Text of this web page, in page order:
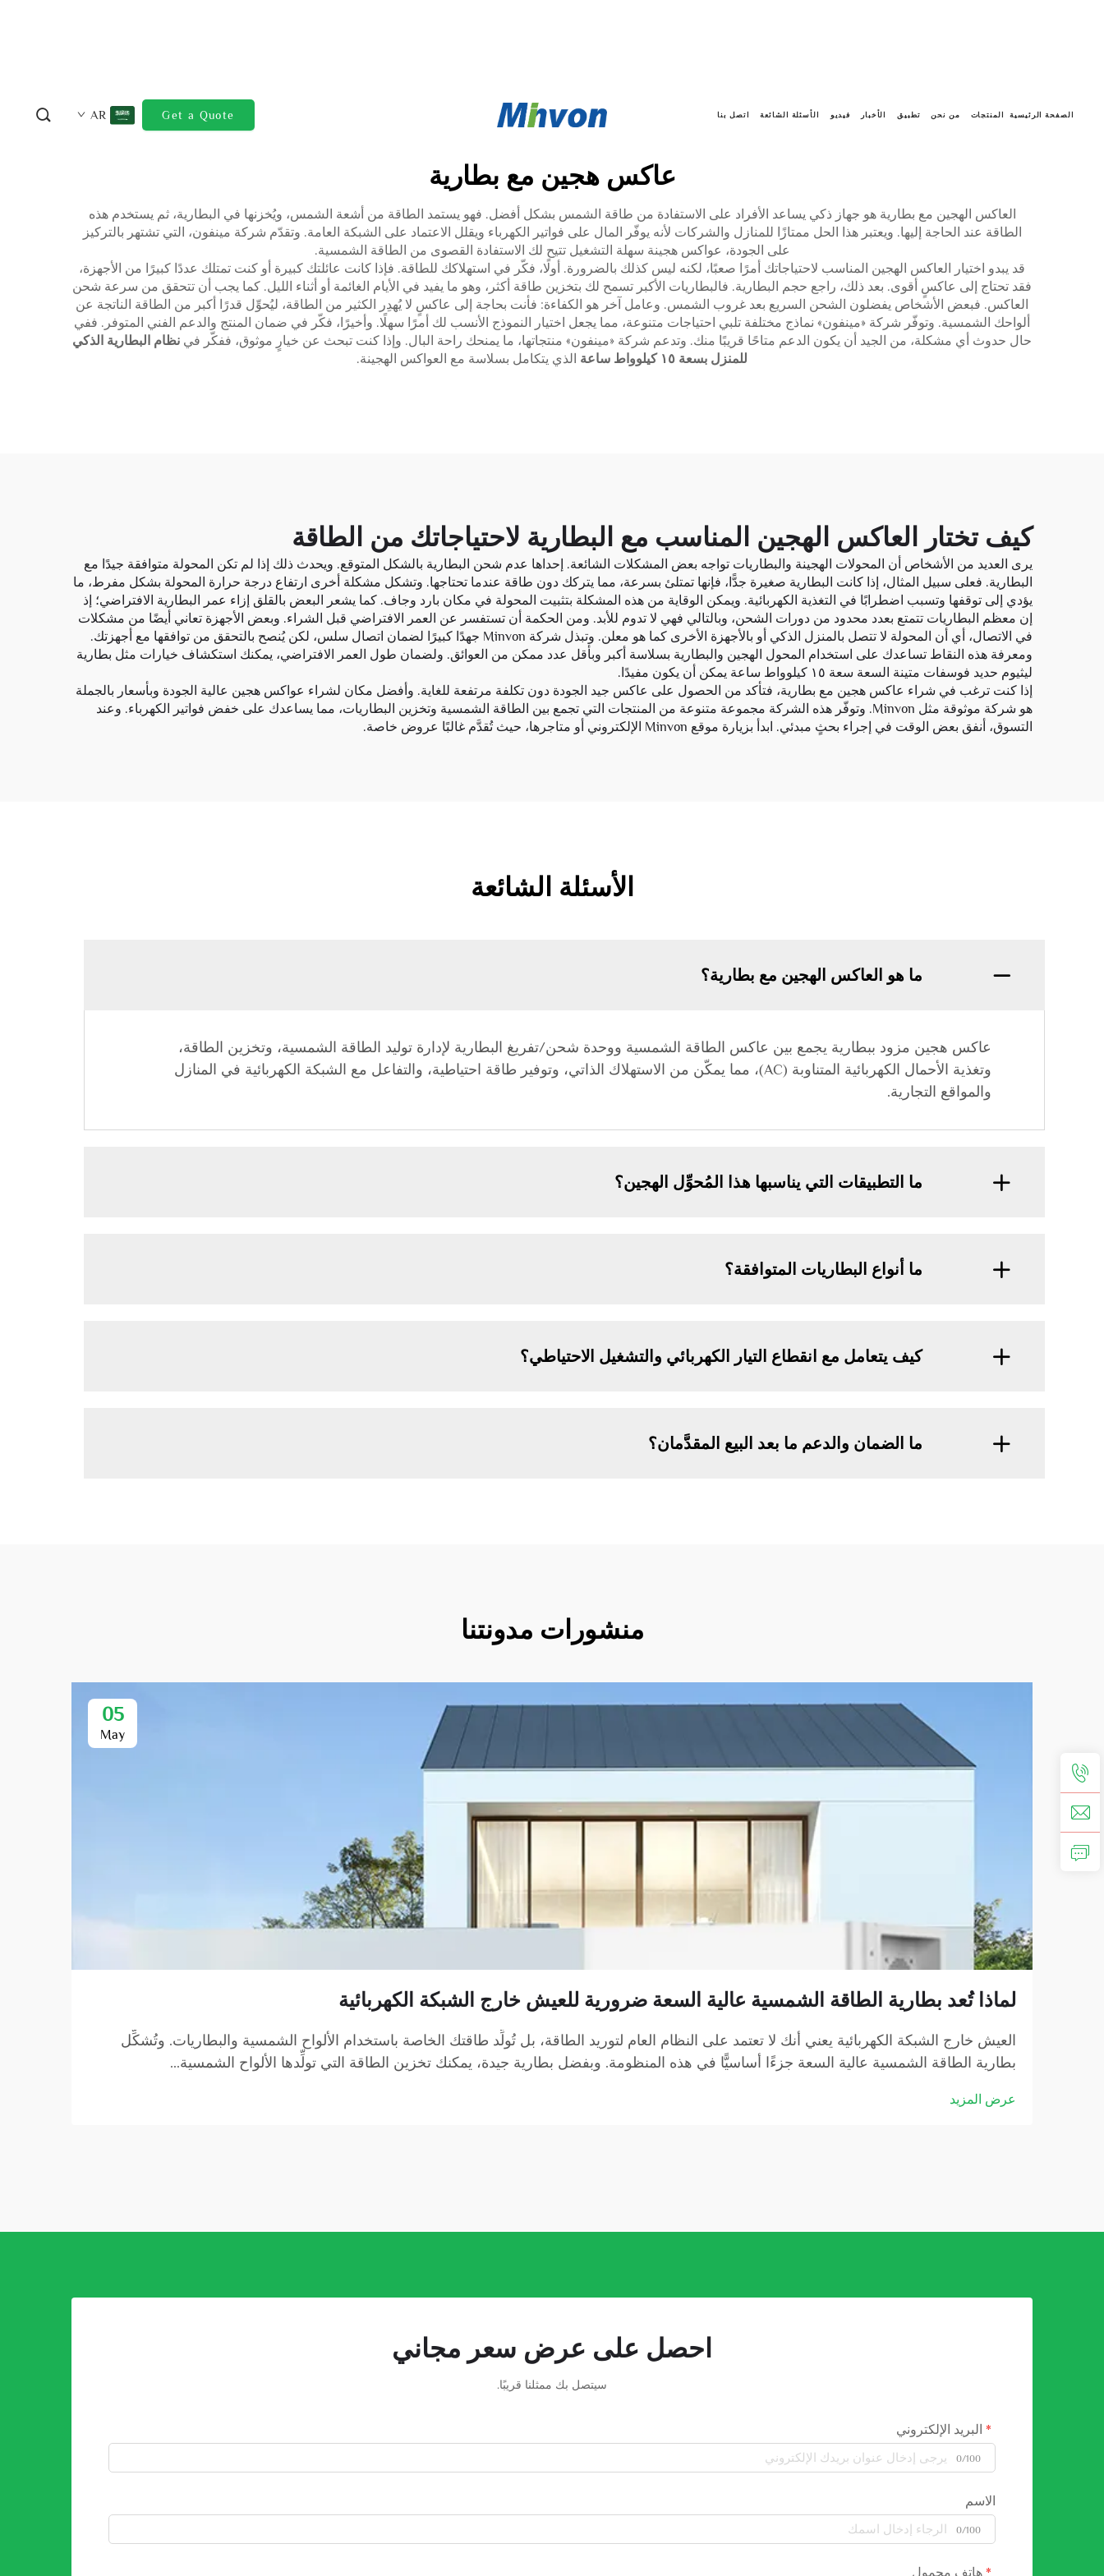
الصفحة الرئيسية المنتجات من نحن تطبيق الأخبار فيديو الأسئلة الشائعة اتصل بنا Get a Quote
AR
عاكس هجين مع بطارية
العاكس الهجين مع بطارية هو جهاز ذكي يساعد الأفراد على الاستفادة من طاقة الشمس بشكل أفضل. فهو يستمد الطاقة من أشعة الشمس، ويُخزنها في البطارية، ثم يستخدم هذه
الطاقة عند الحاجة إليها. ويعتبر هذا الحل ممتازًا للمنازل والشركات لأنه يوفّر المال على فواتير الكهرباء ويقلل الاعتماد على الشبكة العامة. وتقدّم شركة مينفون، التي تشتهر بالتركيز
على الجودة، عواكس هجينة سهلة التشغيل تتيح لك الاستفادة القصوى من الطاقة الشمسية.
قد يبدو اختيار العاكس الهجين المناسب لاحتياجاتك أمرًا صعبًا، لكنه ليس كذلك بالضرورة. أولًا، فكّر في استهلاكك للطاقة. فإذا كانت عائلتك كبيرة أو كنت تمتلك عددًا كبيرًا من الأجهزة،
فقد تحتاج إلى عاكسٍ أقوى. بعد ذلك، راجع حجم البطارية. فالبطاريات الأكبر تسمح لك بتخزين طاقة أكثر، وهو ما يفيد في الأيام الغائمة أو أثناء الليل. كما يجب أن تتحقق من سرعة شحن
العاكس. فبعض الأشخاص يفضلون الشحن السريع بعد غروب الشمس. وعامل آخر هو الكفاءة: فأنت بحاجة إلى عاكسٍ لا يُهدِر الكثير من الطاقة، ليُحوِّل قدرًا أكبر من الطاقة الناتجة عن
ألواحك الشمسية. وتوفّر شركة «مينفون» نماذج مختلفة تلبي احتياجات متنوعة، مما يجعل اختيار النموذج الأنسب لك أمرًا سهلًا. وأخيرًا، فكّر في ضمان المنتج والدعم الفني المتوفر. ففي
حال حدوث أي مشكلة، من الجيد أن يكون الدعم متاحًا قريبًا منك. وتدعم شركة «مينفون» منتجاتها، ما يمنحك راحة البال. وإذا كنت تبحث عن خيارٍ موثوق، ففكّر في نظام البطارية الذكي
للمنزل بسعة ١٥ كيلوواط ساعة
الذي يتكامل بسلاسة مع العواكس الهجينة.
كيف تختار العاكس الهجين المناسب مع البطارية لاحتياجاتك من الطاقة
يرى العديد من الأشخاص أن المحولات الهجينة والبطاريات تواجه بعض المشكلات الشائعة. إحداها عدم شحن البطارية بالشكل المتوقع. ويحدث ذلك إذا لم تكن المحولة متوافقة جيدًا مع
البطارية. فعلى سبيل المثال، إذا كانت البطارية صغيرة جدًّا، فإنها تمتلئ بسرعة، مما يتركك دون طاقة عندما تحتاجها. وتشكل مشكلة أخرى ارتفاع درجة حرارة المحولة بشكل مفرط، ما
يؤدي إلى توقفها وتسبب اضطرابًا في التغذية الكهربائية. ويمكن الوقاية من هذه المشكلة بتثبيت المحولة في مكان بارد وجاف. كما يشعر البعض بالقلق إزاء عمر البطارية الافتراضي؛ إذ
إن معظم البطاريات تتمتع بعدد محدود من دورات الشحن، وبالتالي فهي لا تدوم للأبد. ومن الحكمة أن تستفسر عن العمر الافتراضي قبل الشراء. وبعض الأجهزة تعاني أيضًا من مشكلات
في الاتصال، أي أن المحولة لا تتصل بالمنزل الذكي أو بالأجهزة الأخرى كما هو معلن. وتبذل شركة Minvon جهدًا كبيرًا لضمان اتصال سلس، لكن يُنصح بالتحقق من توافقها مع أجهزتك.
ومعرفة هذه النقاط تساعدك على استخدام المحول الهجين والبطارية بسلاسة أكبر وبأقل عدد ممكن من العوائق. ولضمان طول العمر الافتراضي، يمكنك استكشاف خيارات مثل بطارية
ليثيوم حديد فوسفات متينة السعة سعة ١٥ كيلوواط ساعة
يمكن أن يكون مفيدًا.
إذا كنت ترغب في شراء عاكس هجين مع بطارية، فتأكد من الحصول على عاكس جيد الجودة دون تكلفة مرتفعة للغاية. وأفضل مكان لشراء عواكس هجين عالية الجودة وبأسعار بالجملة
هو شركة موثوقة مثل Minvon. وتوفّر هذه الشركة مجموعة متنوعة من المنتجات التي تجمع بين الطاقة الشمسية وتخزين البطاريات، مما يساعدك على خفض فواتير الكهرباء. وعند
التسوق، أنفق بعض الوقت في إجراء بحثٍ مبدئي. ابدأ بزيارة موقع Minvon الإلكتروني أو متاجرها، حيث تُقدَّم غالبًا عروض خاصة.
الأسئلة الشائعة
ما هو العاكس الهجين مع بطارية؟
عاكس هجين مزود ببطارية يجمع بين عاكس الطاقة الشمسية ووحدة شحن/تفريغ البطارية لإدارة توليد الطاقة الشمسية، وتخزين الطاقة،
وتغذية الأحمال الكهربائية المتناوبة (AC)، مما يمكّن من الاستهلاك الذاتي، وتوفير طاقة احتياطية، والتفاعل مع الشبكة الكهربائية في المنازل
والمواقع التجارية.
ما التطبيقات التي يناسبها هذا المُحوِّل الهجين؟
ما أنواع البطاريات المتوافقة؟
كيف يتعامل مع انقطاع التيار الكهربائي والتشغيل الاحتياطي؟
ما الضمان والدعم ما بعد البيع المقدَّمان؟
منشورات مدونتنا
05
May
لماذا تُعد بطارية الطاقة الشمسية عالية السعة ضرورية للعيش خارج الشبكة الكهربائية
العيش خارج الشبكة الكهربائية يعني أنك لا تعتمد على النظام العام لتوريد الطاقة، بل تُولِّد طاقتك الخاصة باستخدام الألواح الشمسية والبطاريات. وتُشكِّل
بطارية الطاقة الشمسية عالية السعة جزءًا أساسيًّا في هذه المنظومة. وبفضل بطارية جيدة، يمكنك تخزين الطاقة التي تولِّدها الألواح الشمسية...
عرض المزيد
احصل على عرض سعر مجاني
سيتصل بك ممثلنا قريبًا.
البريد الإلكتروني
0/100
الاسم
0/100
هاتف محمول